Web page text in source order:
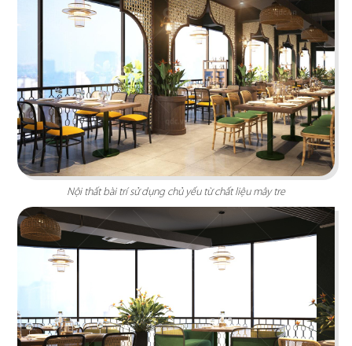
hiệu ứng rỉ sét tạo nên sự mới mẻ
Chi tiết
Phong cách Indochine kết hợp kiến trúc cung
đình mang đến vẻ đẹp trầm mặc
Nội thất bài trí sử dụng chủ yếu từ chất liệu mây tre